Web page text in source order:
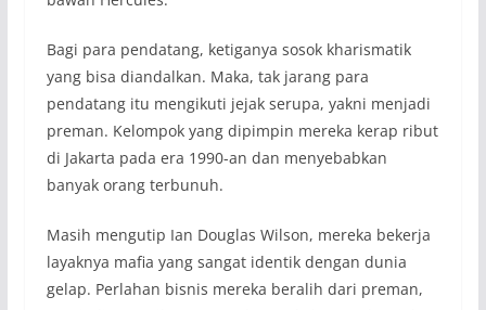
Bagi para pendatang, ketiganya sosok kharismatik
yang bisa diandalkan. Maka, tak jarang para
pendatang itu mengikuti jejak serupa, yakni menjadi
preman. Kelompok yang dipimpin mereka kerap ribut
di Jakarta pada era 1990-an dan menyebabkan
banyak orang terbunuh.
Masih mengutip Ian Douglas Wilson, mereka bekerja
layaknya mafia yang sangat identik dengan dunia
gelap. Perlahan bisnis mereka beralih dari preman,